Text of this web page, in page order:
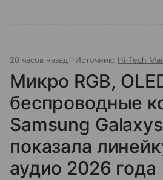
20 часов назад Источник: Hi-Tech Mail
Микро RGB,
беспроводные
Samsung
показала
аудио 2026 года